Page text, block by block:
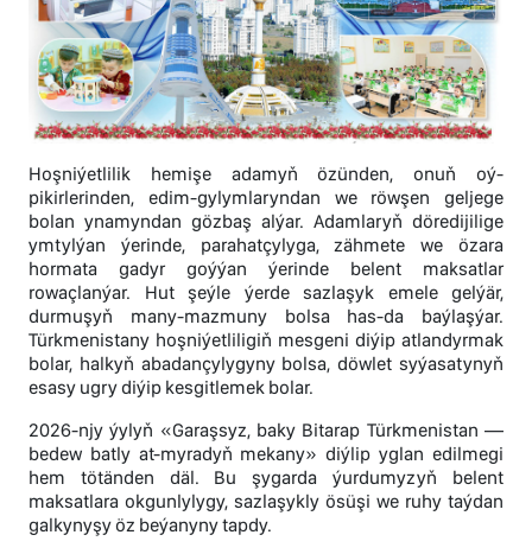
Hoşniýetlilik hemişe adamyň özünden, onuň oý-
pikirlerinden, edim-gylymlaryndan we röwşen geljege
bolan ynamyndan gözbaş alýar. Adamlaryň döredijilige
ymtylýan ýerinde, parahatçylyga, zähmete we özara
hormata gadyr goýýan ýerinde belent maksatlar
rowaçlanýar. Hut şeýle ýerde sazlaşyk emele gelýär,
durmuşyň many-mazmuny bolsa has-da baýlaşýar.
Türkmenistany hoşniýetliligiň mesgeni diýip atlandyrmak
bolar, halkyň abadançylygyny bolsa, döwlet syýasatynyň
esasy ugry diýip kesgitlemek bolar.
2026-njy ýylyň «Garaşsyz, baky Bitarap Türkmenistan —
bedew batly at-myradyň mekany» diýlip yglan edilmegi
hem tötänden däl. Bu şygarda ýurdumyzyň belent
maksatlara okgunlylygy, sazlaşykly ösüşi we ruhy taýdan
galkynyşy öz beýanyny tapdy.